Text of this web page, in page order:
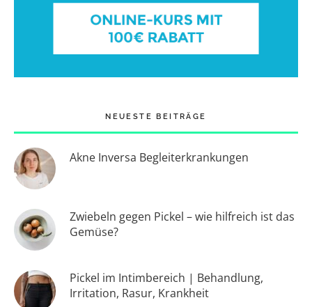
NEUESTE BEITRÄGE
Akne Inversa Begleiterkrankungen
Zwiebeln gegen Pickel – wie hilfreich ist das
Gemüse?
Pickel im Intimbereich | Behandlung,
Irritation, Rasur, Krankheit